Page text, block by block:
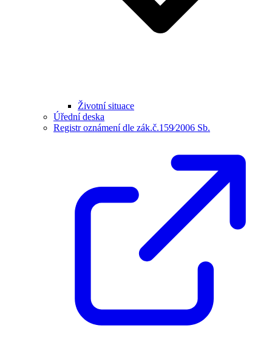
Životní situace
Úřední deska
Registr oznámení dle zák.č.159⁄2006 Sb.